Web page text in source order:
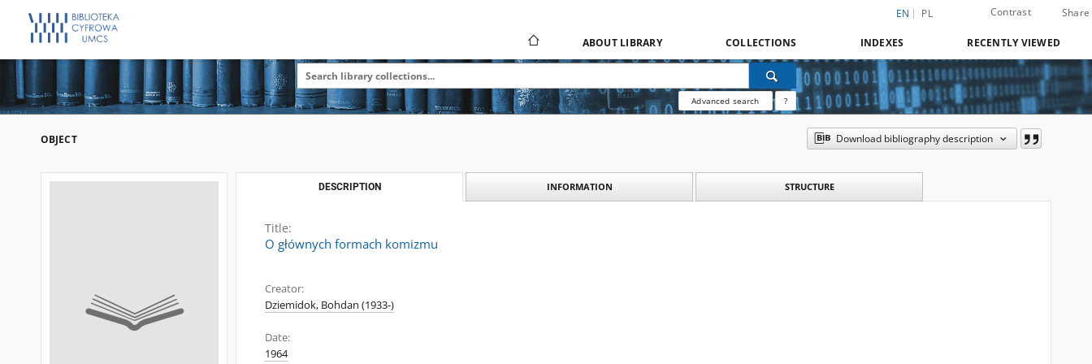
EN PL Contrast Share
ABOUT LIBRARY COLLECTIONS INDEXES RECENTLY VIEWED
Advanced search ?
OBJECT Download bibliography description
DESCRIPTION INFORMATION STRUCTURE
Title:
O głównych formach komizmu
Creator:
Dziemidok, Bohdan (1933-)
Date:
1964